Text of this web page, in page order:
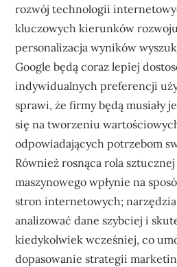
rozwój technologii
kluczowych kierunków
personalizacja wyników
Google będą coraz lepiej
indywidualnych preferencji
sprawi, że firmy będą musiały
się na tworzeniu
odpowiadających potrzebom
Również rosnąca rola
maszynowego wpłynie na
stron internetowych; narzędzia
analizować dane szybciej i
kiedykolwiek wcześniej, co
dopasowanie strategii